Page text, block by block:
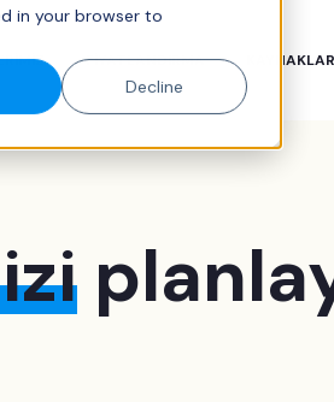
in your browser to
Decline
FIYATLANDIRMA KAYNAKLAR